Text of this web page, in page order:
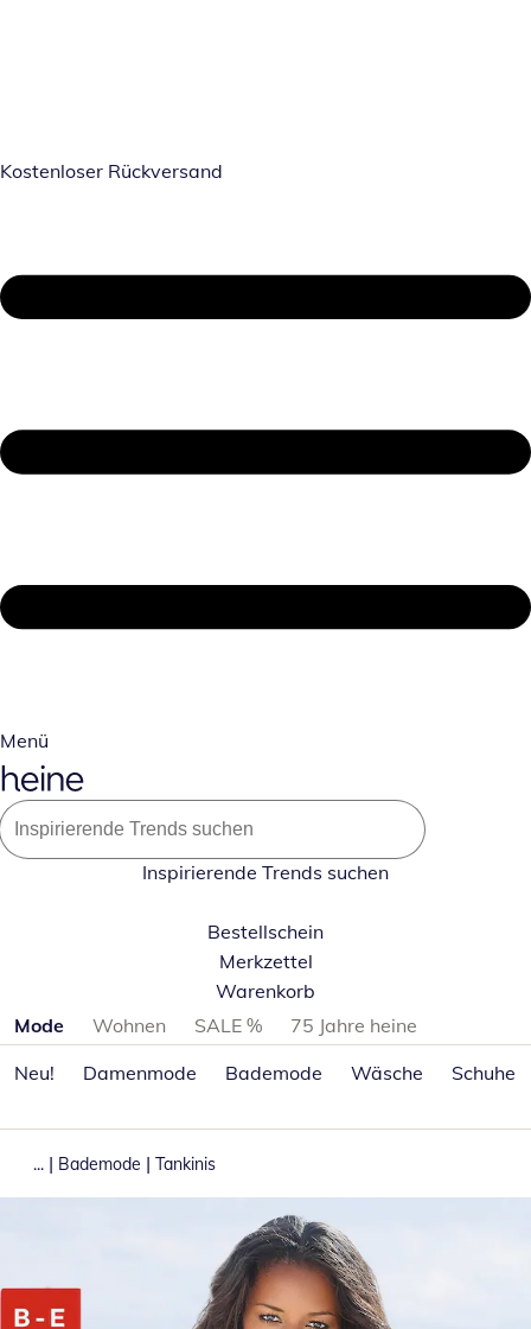
Kostenloser Rückversand
Menü
Inspirierende Trends suchen
Bestellschein
Merkzettel
Warenkorb
Produktkategorien überspringen
Mode Wohnen SALE %
75 Jahre heine
Neu!
Damenmode Bademode Wäsche Schuhe
... | Bademode | Tankinis